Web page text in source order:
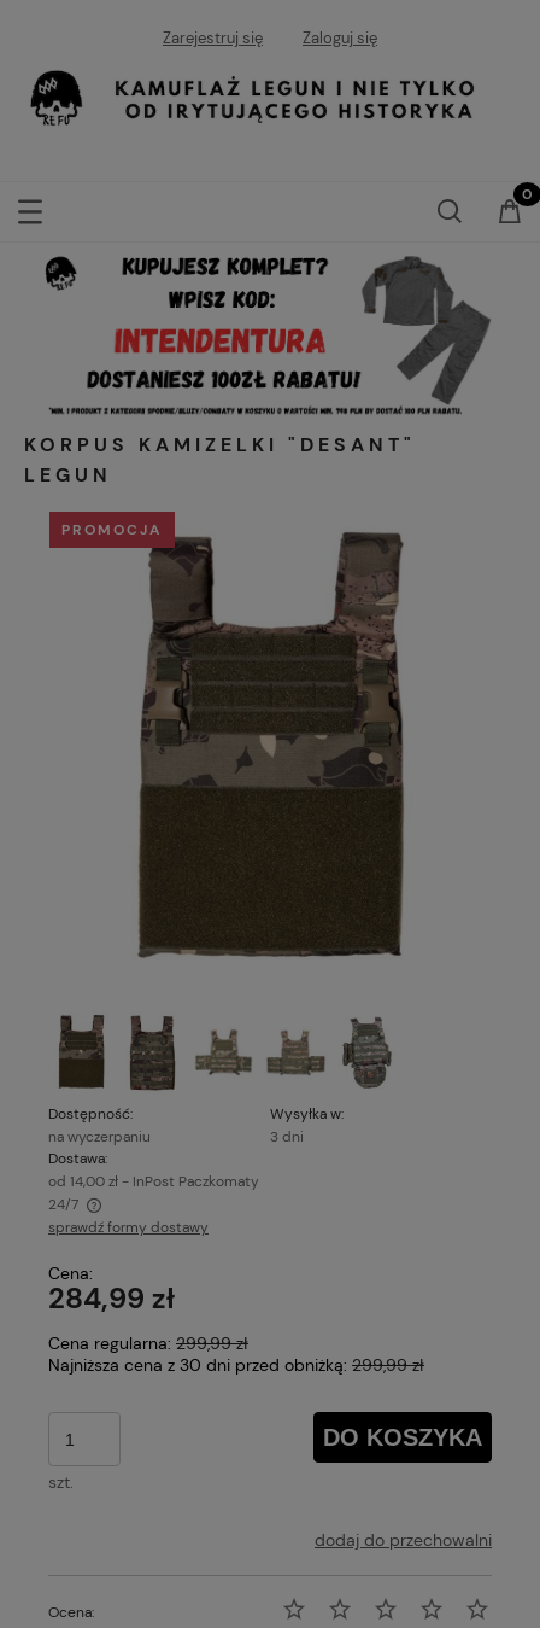
Zarejestruj się Zaloguj się
KORPUS KAMIZELKI "DESANT"
LEGUN
PROMOCJA
Dostępność:
na wyczerpaniu
Wysyłka w:
3 dni
Dostawa:
od 14,00 zł - InPost Paczkomaty
24/7
Cena nie zawiera ewentualnych kosztów płatności
sprawdź formy dostawy
Cena:
284,99 zł
Cena regularna: 299,99 zł
Najniższa cena z 30 dni przed obniżką: 299,99 zł
szt.
DO KOSZYKA
dodaj do przechowalni
Ocena: